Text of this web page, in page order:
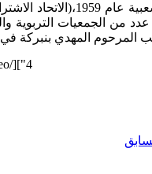
عبد الواحد الراضي في سنتي 1955 و
المهدي بنبركة
4"][/video]